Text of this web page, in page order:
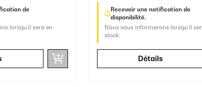
de
lorsqu’il sera en
Recevoir une notification de
disponibilité.
Nous vous informerons lorsqu’il
stock.
Détails